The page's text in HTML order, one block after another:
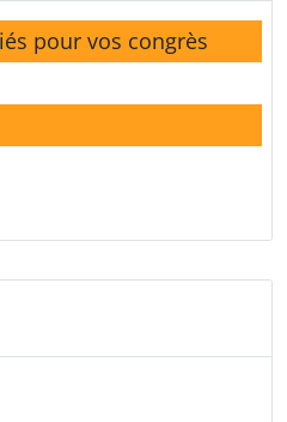
pour vos congrès